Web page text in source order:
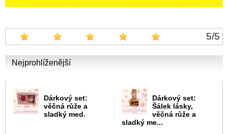
5/5
Nejprohlíženější
Dárkový set:
věčná růže a
sladký med.
Dárkový set:
Šálek lásky,
věčná růže a
sladký me...